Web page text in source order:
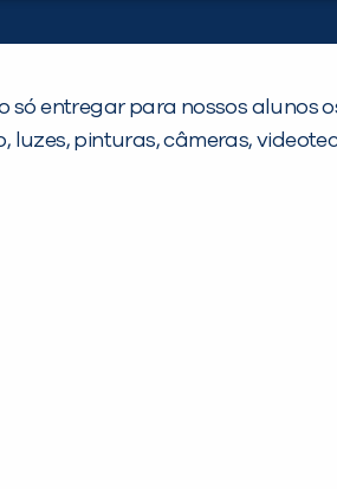
entregar para nossos alunos
pinturas, câmeras,